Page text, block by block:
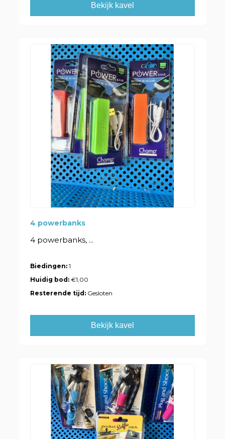
Bekijk kavel
4 powerbanks
4 powerbanks, ...
Biedingen: 1
Huidig bod:€1,00
Resterende tijd: Gesloten
Bekijk kavel